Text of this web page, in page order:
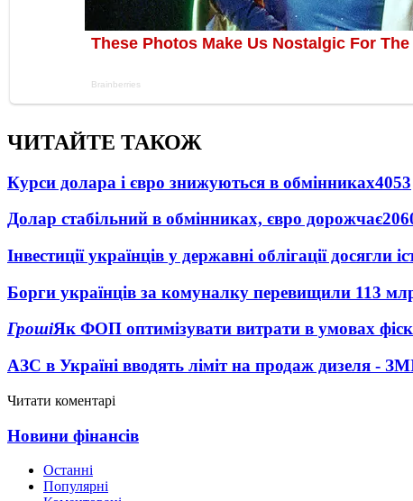
ЧИТАЙТЕ ТАКОЖ
Курси долара і євро знижуються в обмінниках4053
Долар стабільний в обмінниках, євро дорожчає
Інвестиції українців у державні облігації досягли
Борги українців за комуналку перевищили 113
ГрошіЯк ФОП оптимізувати витрати в умовах
АЗС в Україні вводять ліміт на продаж дизеля -
Читати коментарі
Новини фінансів
Останні
Популярні